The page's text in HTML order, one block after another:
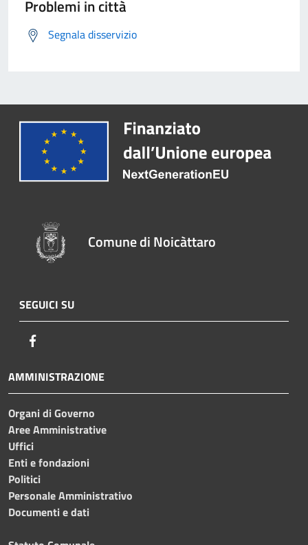
Problemi in città
Segnala disservizio
Comune di Noicàttaro
SEGUICI SU
AMMINISTRAZIONE
Organi di Governo
Aree Amministrative
Uffici
Enti e fondazioni
Politici
Personale Amministrativo
Documenti e dati